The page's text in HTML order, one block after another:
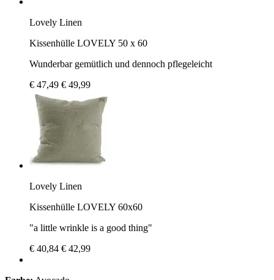
Lovely Linen
Kissenhülle LOVELY 50 x 60
Wunderbar gemütlich und dennoch pflegeleicht
€ 47,49 € 49,99
Lovely Linen
Kissenhülle LOVELY 60x60
"a little wrinkle is a good thing"
€ 40,84 € 42,99